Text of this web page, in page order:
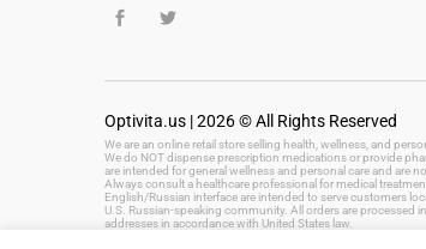
Optivita.us | 2026 © All Rights Reserved
We are an online retail store selling health, wellness, and
We do NOT dispense prescription medications or provide
are intended for general wellness and personal care and are
Always consult a healthcare professional for medical
English/Russian interface are intended to serve customers
U.S. Russian-speaking community. All orders are processed
addresses in accordance with United States law.